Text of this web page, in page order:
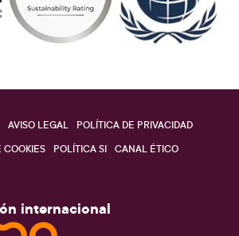
AVISO LEGAL
POLÍTICA DE PRIVACIDAD
COOKIES
POLÍTICA SI CANAL ÉTICO
internacional